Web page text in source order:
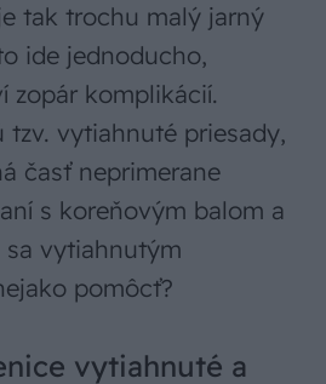
tak trochu malý jarný
ide jednoducho,
zopár komplikácií.
tzv. vytiahnuté priesady,
časť neprimerane
s koreňovým balom a
sa vytiahnutým
pomôcť?
vytiahnuté a